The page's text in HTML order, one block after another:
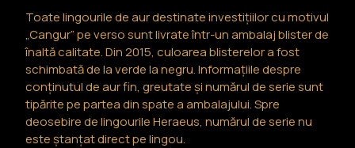
Toate lingourile de aur destinate investițiilor cu motivul
„Cangur” pe verso sunt livrate într-un ambalaj blister de
înaltă calitate. Din 2015, culoarea blisterelor a fost
schimbată de la verde la negru. Informațiile despre
conținutul de aur fin, greutate și numărul de serie sunt
tipărite pe partea din spate a ambalajului. Spre
deosebire de lingourile Heraeus, numărul de serie nu
este ștanțat direct pe lingou.